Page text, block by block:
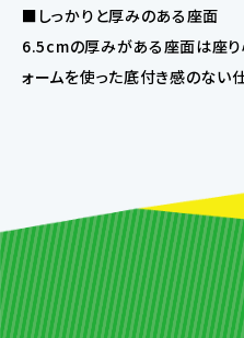
■しっかりと厚みのある座面
6.5cmの厚みがある座面は座り
ォームを使った底付き感のない